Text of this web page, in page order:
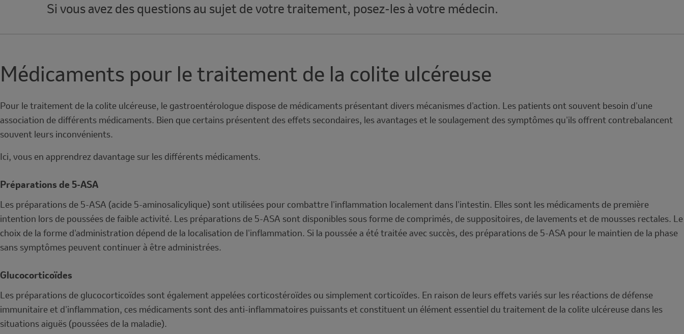
Si vous avez des questions au sujet de votre traitement, posez-les à votre médecin.
Médicaments pour le traitement de la colite ulcéreuse
Pour le traitement de la colite ulcéreuse, le gastroentérologue dispose de médicaments présentant divers mécanismes d'action. Les patients ont souvent besoin d'une
association de différents médicaments. Bien que certains présentent des effets secondaires, les avantages et le soulagement des symptômes qu'ils offrent contrebalancent
souvent leurs inconvénients.
Ici, vous en apprendrez davantage sur les différents médicaments.
Préparations de 5-ASA
Les préparations de 5-ASA (acide 5-aminosalicylique) sont utilisées pour combattre l'inflammation localement dans l'intestin. Elles sont les médicaments de première
intention lors de poussées de faible activité. Les préparations de 5-ASA sont disponibles sous forme de comprimés, de suppositoires, de lavements et de mousses rectales. Le
choix de la forme d'administration dépend de la localisation de l'inflammation. Si la poussée a été traitée avec succès, des préparations de 5-ASA pour le maintien de la phase
sans symptômes peuvent continuer à être administrées.
Glucocorticoïdes
Les préparations de glucocorticoïdes sont également appelées corticostéroïdes ou simplement corticoïdes. En raison de leurs effets variés sur les réactions de défense
immunitaire et d'inflammation, ces médicaments sont des anti-inflammatoires puissants et constituent un élément essentiel du traitement de la colite ulcéreuse dans les
situations aiguës (poussées de la maladie).